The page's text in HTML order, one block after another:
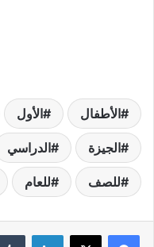
الأطفال الأول
الجيزة الدراسي
للصف للعام
لينكدإن